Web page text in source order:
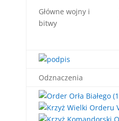
Główne wojny i
bitwy
Odznaczenia